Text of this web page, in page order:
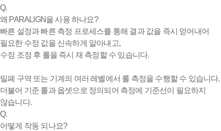
Q.
왜 PARALIGN을 사용 하나요?
빠른 설정과 빠른 측정 프로세스를 통해 결과 값을 즉시 얻어내어
필요한 수정 값을 신속하게 알아내고,
수정 조정 후 롤을 즉시 재 측정할 수 있습니다.
밀폐 구역 또는 기계의 여러 레벨에서 롤 측정을 수행할 수 있습니다.
더불어 기준 롤과 옵셋으로 정의되어 측정에 기준선이 필요하지
않습니다.
Q.
어떻게 작동 되나요?